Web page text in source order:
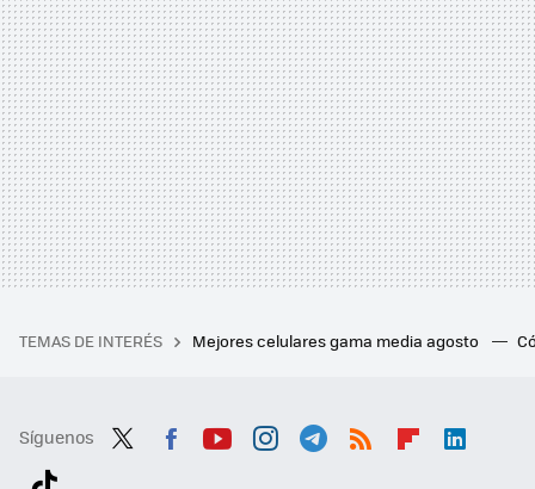
TEMAS DE INTERÉS Mejores celulares gama media agosto
Síguenos